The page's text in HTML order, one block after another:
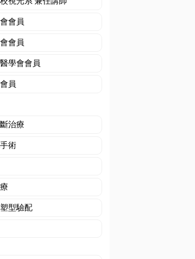
會員
會員
學會會員
員
治療
術
型驗配